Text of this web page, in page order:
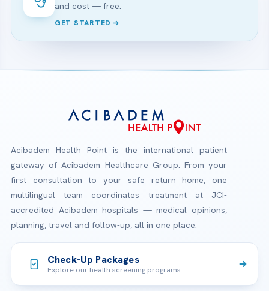
and cost — free.
GET STARTED
Acibadem Health Point is the international patient
gateway of Acibadem Healthcare Group. From your
first consultation to your safe return home, one
multilingual team coordinates treatment at JCI-
accredited Acibadem hospitals — medical opinions,
planning, travel and follow-up, all in one place.
Check-Up Packages
Explore our health screening programs